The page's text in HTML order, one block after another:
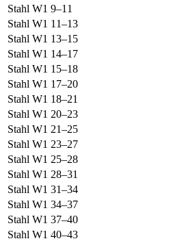
Stahl W1 9–11
Stahl W1 11–13
Stahl W1 13–15
Stahl W1 14–17
Stahl W1 15–18
Stahl W1 17–20
Stahl W1 18–21
Stahl W1 20–23
Stahl W1 21–25
Stahl W1 23–27
Stahl W1 25–28
Stahl W1 28–31
Stahl W1 31–34
Stahl W1 34–37
Stahl W1 37–40
Stahl W1 40–43